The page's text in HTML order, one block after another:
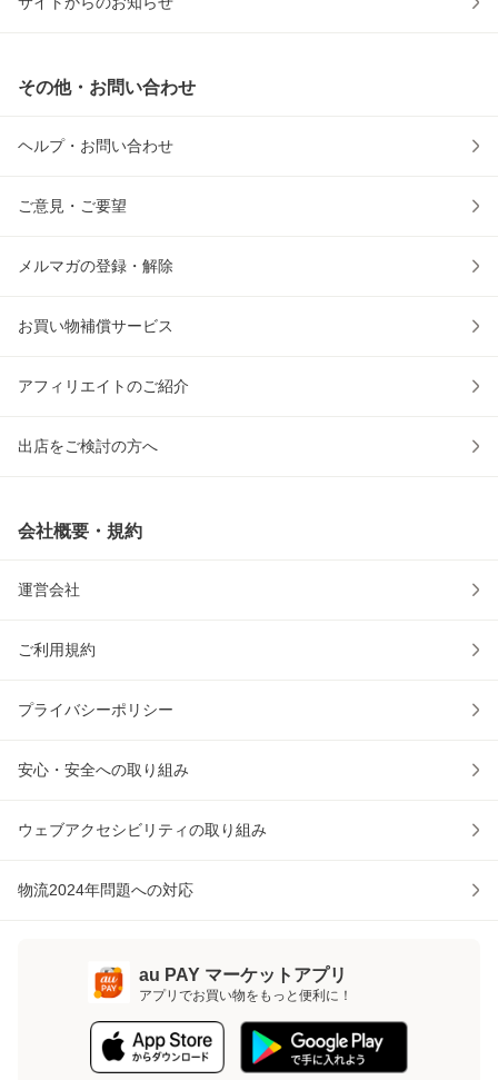
その他・お問い合わせ
ヘルプ・お問い合わせ
ご意見・ご要望
メルマガの登録・解除
お買い物補償サービス
アフィリエイトのご紹介
出店をご検討の方へ
会社概要・規約
運営会社
ご利用規約
プライバシーポリシー
安心・安全への取り組み
ウェブアクセシビリティの取り組み
物流2024年問題への対応
au PAY マーケットアプリ
アプリでお買い物をもっと便利に！